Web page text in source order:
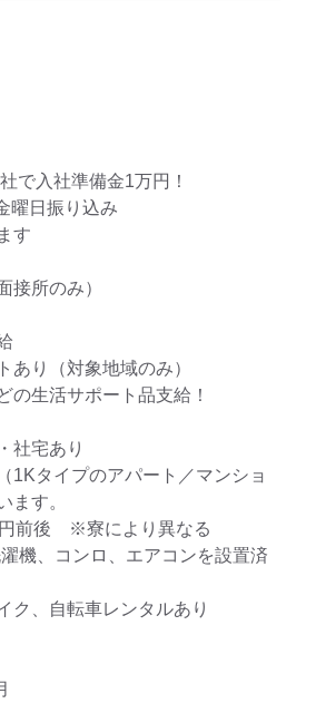
で入社準備金1万円！
曜日振り込み
す
接所のみ）
り（対象地域のみ）
生活サポート品支給！
社宅あり
1Kタイプのアパート／マンショ
ます。
円前後 ※寮により異なる
機、コンロ、エアコンを設置済
ク、自転車レンタルあり